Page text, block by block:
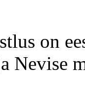
on